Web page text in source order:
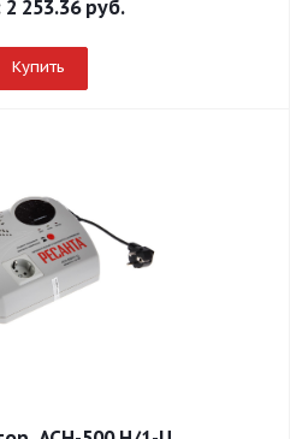
2 253.36 руб.
Купить